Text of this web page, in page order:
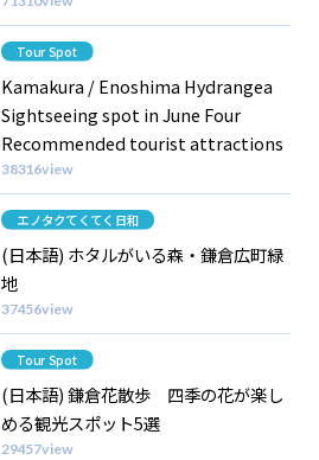
Kamakura / Enoshima Hydrangea
Sightseeing spot in June Four
Recommended tourist attractions
38316view
Category
Tour Spot
(日本語) ホタルがいる森・鎌倉広町緑
地
37456view
Category
エノタクてくてく日和
(日本語) 鎌倉花散歩 四季の花が楽し
める観光スポット5選
29457view
Category
Tour Spot